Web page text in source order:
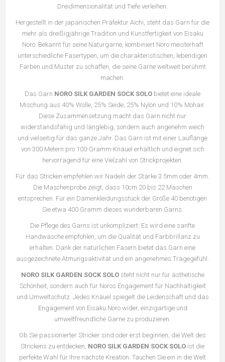
Dreidimensionalität und Tiefe verleihen.
Hergestellt in der japanischen Präfektur Aichi, steht das Garn für die
mehr als dreißigjährige Tradition und Kunstfertigkeit von Eisaku
Noro. Bekannt für seine Naturgarne, kombiniert Noro meisterhaft
unterschiedliche Fasertypen, um die charakteristischen, lebendigen
Farben und Muster zu schaffen, die seine Garne weltweit berühmt
machen.
Das Garn NORO SILK GARDEN SOCK SOLO bietet eine ideale
Mischung aus 40% Wolle, 25% Seide, 25% Nylon und 10% Mohair.
Diese Zusammensetzung macht das Garn nicht nur
widerstandsfähig und langlebig, sondern auch angenehm weich
und vielseitig für das ganze Jahr. Das Garn ist mit einer Lauflänge
von 300 Metern pro 100-Gramm-Knäuel erhältlich und eignet sich
hervorragend für eine Vielzahl von Strickprojekten.
Für das Stricken empfehlen wir Nadeln der Stärke 3.5mm oder 4mm.
Die Maschenprobe zeigt, dass 10cm 20 bis 22 Maschen
entsprechen. Für ein Damenkleidungsstück der Größe 40 benötigen
Sie etwa 400 Gramm dieses wunderbaren Garns.
Die Pflege des Garns ist unkompliziert: Es wird eine sanfte
Handwäsche empfohlen, um die Qualität und Farbbrillanz zu
erhalten. Dank der natürlichen Fasern bietet das Garn eine
ausgezeichnete Atmungsaktivität und ein angenehmes Tragegefühl.
NORO SILK GARDEN SOCK SOLOsteht nicht nur für ästhetische
Schönheit, sondern auch für Noros Engagement für Nachhaltigkeit
und Umweltschutz. Jedes Knäuel spiegelt die Leidenschaft und das
Engagement von Eisaku Noro wider, einzigartige und
umweltfreundliche Garne zu produzieren.
Ob Sie passionierter Stricker sind oder erst beginnen, die Welt des
Strickens zu entdecken, NORO SILK GARDEN SOCK SOLO ist die
perfekte Wahl für Ihre nächste Kreation. Tauchen Sie ein in die Welt